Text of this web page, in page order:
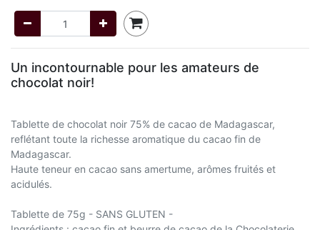
Un incontournable pour les amateurs de
chocolat noir!
Tablette de chocolat noir 75% de cacao de Madagascar,
reflétant toute la richesse aromatique du cacao fin de
Madagascar.
Haute teneur en cacao sans amertume, arômes fruités et
acidulés.
Tablette de 75g - SANS GLUTEN -